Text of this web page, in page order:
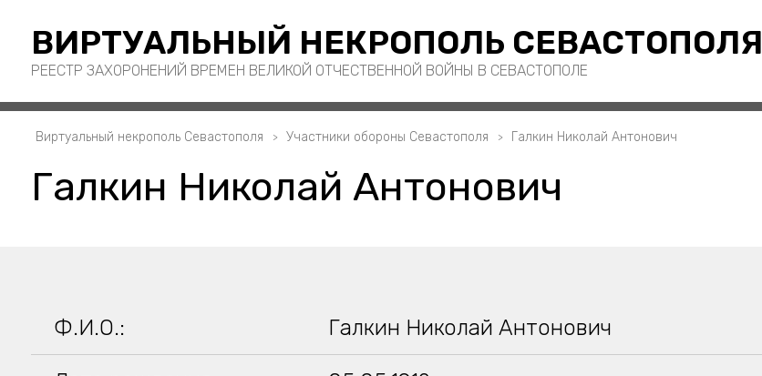
ВИРТУАЛЬНЫЙ НЕКРОПОЛЬ СЕВАСТОПОЛЯ
РЕЕСТР ЗАХОРОНЕНИЙ ВРЕМЕН ВЕЛИКОЙ ОТЧЕСТВЕННОЙ ВОЙНЫ В СЕВАСТОПОЛЕ
Виртуальный некрополь Севастополя Участники обороны Севастополя Галкин Николай Антонович
Галкин Николай Антонович
Ф.И.О.: Галкин Николай Антонович